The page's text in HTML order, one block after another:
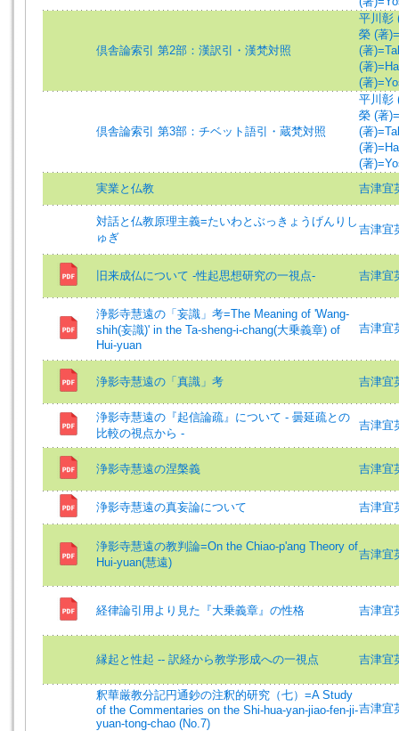
倶舎論索引 第2部：漢訳引・漢梵対照
平川彰
榮 (著
(著
(著
(著
倶舎論索引 第3部：チベット語引・蔵梵対照
平川彰
榮 (著
(著
(著
(著
実業と仏教
吉津宜
対話と仏教原理主義=たいわとぶっきょうげんりし
ゅぎ
吉津宜
旧来成仏について -性起思想研究の一視点- 吉津宜
浄影寺慧遠の「妄識」考=The Meaning of 'Wang-
shih(妄識)' in the Ta-sheng-i-chang(大乗義章) of
Hui-yuan
吉津宜
浄影寺慧遠の「真識」考 吉津宜
浄影寺慧遠の『起信論疏』について - 曇延疏との
比較の視点から -
吉津宜
浄影寺慧遠の涅槃義 吉津宜
浄影寺慧遠の真妄論について 吉津宜
浄影寺慧遠の教判論=On the Chiao-p'ang Theory of
Hui-yuan(慧遠)
吉津宜
経律論引用より見た『大乗義章』の性格 吉津宜
縁起と性起 -- 訳経から教学形成への一視点 吉津宜
釈華厳教分記円通鈔の注釈的研究（七）=A Study
of the Commentaries on the Shi-hua-yan-jiao-fen-ji-
yuan-tong-chao (No.7)
吉津宜